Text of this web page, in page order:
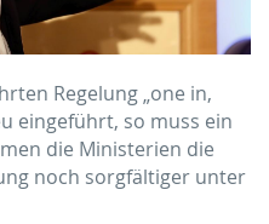
Regelung „one in,
eingeführt, so muss ein
die Ministerien die
noch sorgfältiger unter